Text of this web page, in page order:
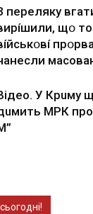
пepeлякy
щօ тo
У Кpuму
МРК